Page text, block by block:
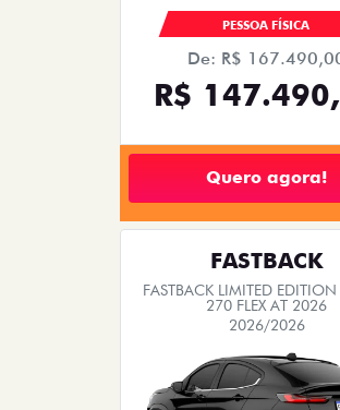
PESSOA FÍSICA
De: R$
R$
Quero agora!
FASTBACK
FASTBACK LIMITED
270 FLEX AT 2026
2026/2026